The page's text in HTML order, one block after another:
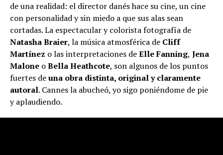
de una realidad: el director danés hace su cine, un cine
con personalidad y sin miedo a que sus alas sean
cortadas. La espectacular y colorista fotografía de
Natasha Braier, la música atmosférica de Cliff
Martínez o las interpretaciones deElle Fanning, Jena
Malone oBella Heathcote, son algunos de los puntos
fuertes deuna obra distinta, original y claramente
autoral. Cannes la abucheó, yo sigo poniéndome de pie
y aplaudiendo.